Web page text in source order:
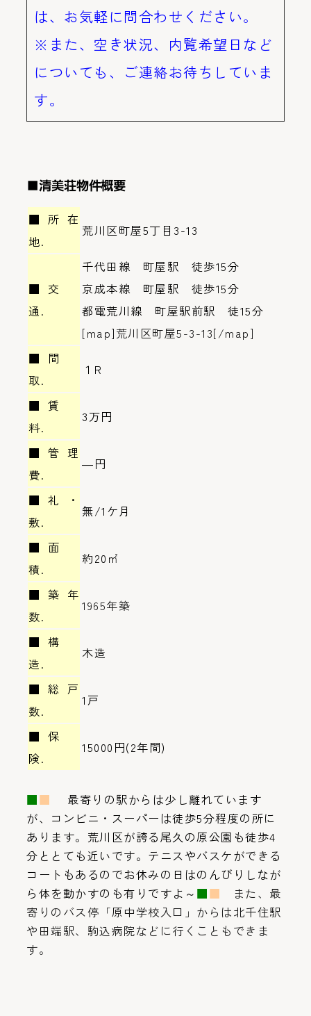
は、お気軽に問合わせください。
※また、空き状況、内覧希望日など
についても、ご連絡お待ちしていま
す。
■清美荘物件概要
■所在
地.
荒川区町屋5丁目3-13
■交
通.
千代田線 町屋駅 徒歩15分
京成本線 町屋駅 徒歩15分
都電荒川線 町屋駅前駅 徒15分
[map]荒川区町屋5-3-13[/map]
■間
取.
１R
■賃
料.
3万円
■管理
費.
―円
■礼・
敷.
無/1ケ月
■面
積.
約20㎡
■築年
数.
1965年築
■構
造.
木造
■総戸
数.
1戸
■保
険.
15000円(2年間)
■■
最寄りの駅からは少し離れています
が、コンビニ・スーパーは徒歩5分程度の所に
あります。荒川区が誇る尾久の原公園も徒歩4
分ととても近いです。テニスやバスケができる
コートもあるのでお休みの日はのんびりしなが
ら体を動かすのも有りですよ～ ■■
また、最
寄りのバス停「原中学校入口」からは北千住駅
や田端駅、駒込病院などに行くこともできま
す。